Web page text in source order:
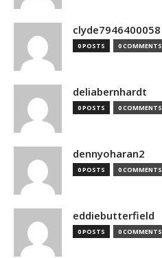
clyde7946400058
0 POSTS 0 COMMENTS
deliabernhardt
0 POSTS 0 COMMENTS
dennyoharan2
0 POSTS 0 COMMENTS
eddiebutterfield
0 POSTS 0 COMMENTS